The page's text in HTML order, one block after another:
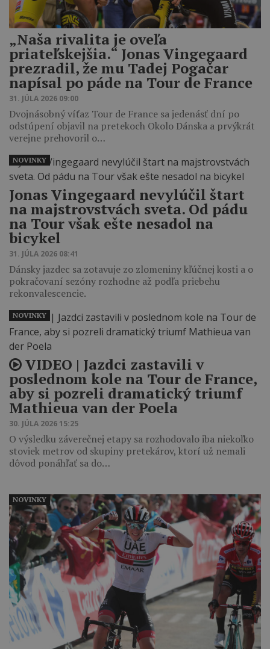
„Naša rivalita je oveľa
priateľskejšia.“ Jonas Vingegaard
prezradil, že mu Tadej Pogačar
napísal po páde na Tour de France
31. JÚLA 2026 09:00
Dvojnásobný víťaz Tour de France sa jedenásť dní po
odstúpení objavil na pretekoch Okolo Dánska a prvýkrát
verejne prehovoril o…
Jonas Vingegaard nevylúčil štart
na majstrovstvách sveta. Od pádu
na Tour však ešte nesadol na
bicykel
31. JÚLA 2026 08:41
Dánsky jazdec sa zotavuje zo zlomeniny kľúčnej kosti a o
pokračovaní sezóny rozhodne až podľa priebehu
rekonvalescencie.
NOVINKY
VIDEO | Jazdci zastavili v
poslednom kole na Tour de France,
aby si pozreli dramatický triumf
Mathieua van der Poela
30. JÚLA 2026 15:25
O výsledku záverečnej etapy sa rozhodovalo iba niekoľko
stoviek metrov od skupiny pretekárov, ktorí už nemali
dôvod ponáhľať sa do…
NOVINKY
NOVINKY